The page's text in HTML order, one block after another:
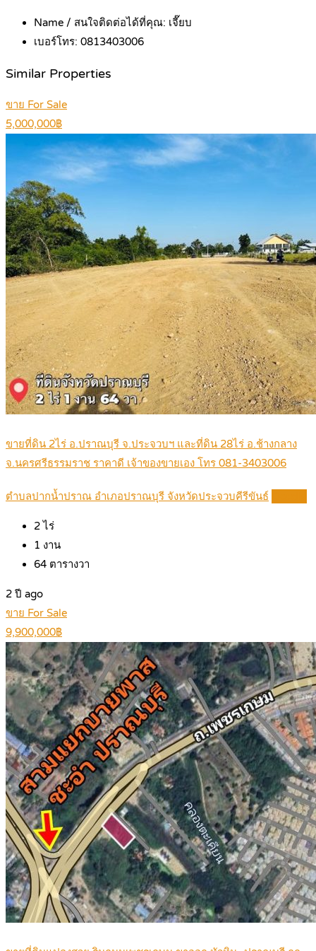
Name / สนใจติดต่อได้ที่คุณ: เจี๊ยบ
เบอร์โทร: 0813403006
Similar Properties
ขาย For Sale
5,000,000฿
ขายที่ดิน 2ไร่ อ.ปราณบุรี จ.ประจวบฯ และที่ดิน 28ไร่ อ.ช้างกลาง
จ.นครศรีธรรมราช ราคาดี เจ้าของขายเอง โทร 081-3403006
ตำบลปากน้ำปราณ อำเภอปราณบุรี จังหวัดประจวบคีรีขันธ์
2 ไร่
1 งาน
64 ตารางวา
2 ปี ago
ขาย For Sale
9,900,000฿